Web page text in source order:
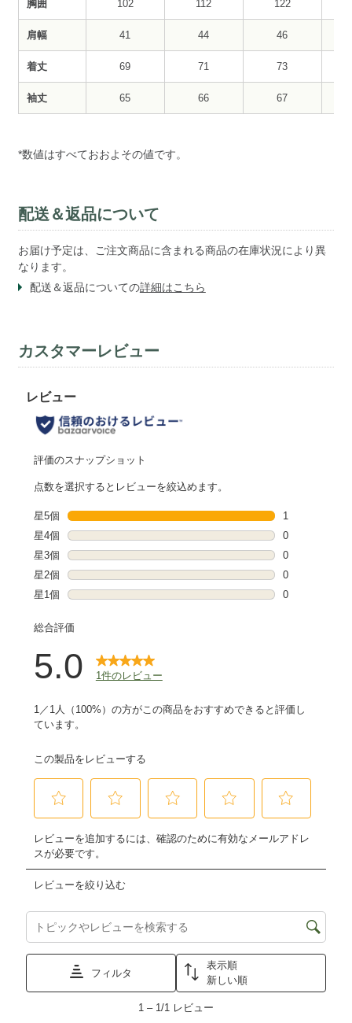
胸囲 102 112 122
肩幅 41 44 46
着丈 69 71 73
袖丈 65 66 67
*数値はすべておおよその値です。
配送＆返品について
お届け予定は、ご注文商品に含まれる商品の在庫状況により異
なります。
配送＆返品についての詳細はこちら
カスタマーレビュー